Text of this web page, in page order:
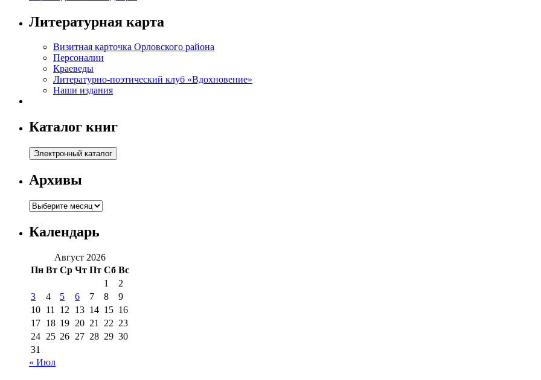
Литературная карта
Визитная карточка Орловского района
Персоналии
Краеведы
Литературно-поэтический клуб «Вдохновение»
Наши издания
Каталог книг
Архивы
Архивы
Календарь
Август 2026
Пн Вт Ср Чт Пт Сб Вс
1
2
3
4 5 6 7 8
9
10 11 12 13 14 15 16
17 18 19 20 21 22 23
24 25 26 27 28 29 30
31
« Июл